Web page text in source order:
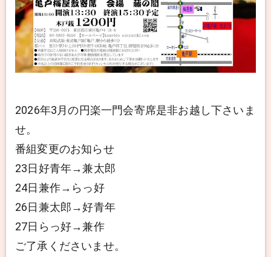
2026年3月の円楽一門会寄席是非お越し下さいま
せ。
番組変更のお知らせ
23日好青年→兼太郎
24日兼作→らっ好
26日兼太郎→好青年
27日らっ好→兼作
ご了承くださいませ。